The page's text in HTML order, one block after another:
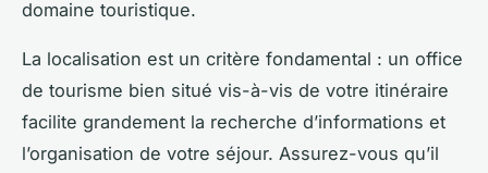
domaine touristique.
La localisation est un critère fondamental : un office
de tourisme bien situé vis-à-vis de votre itinéraire
facilite grandement la recherche d’informations et
l’organisation de votre séjour. Assurez-vous qu’il